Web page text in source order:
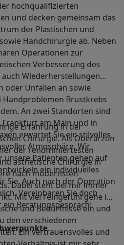
hochqualifizierten
und decken gemeinsam das
der Plastischen und
Handchirurgie ab. Neben
Operationen zur
Verbesserung des
Wiederherstellungen
oder Unfällen an sowie
Handproblemen Brustkrebs
An zwei Standorten sind
am Main und in
erwartet Sie ein stilvolles
Atmosphäre. Wir
unsere Patienten gehen auf
ein individuelles
Sie. Auch nach der Operation
Vereinbaren Sie doch
Beratungsgespräch!
Erfahrung in der
Chirurgie. Als Oberärztin
der renommiertesten
ästhetische Chirurgie in
nach modernsten
Dabei steht bei mir immer
Mit viel Feingefühl gehe ich
und Bedürfnisse ein und
den verschiedenen
Ein vertrauensvolles und